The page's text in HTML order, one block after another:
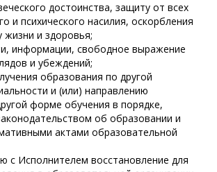
достоинства, защиту от всех
и психического насилия, оскорбления
жизни и здоровья;
информации, свободное выражение
и убеждений;
образования по другой
и (или) направлению
форме обучения в порядке,
об образовании и
актами образовательной
с Исполнителем восстановление для